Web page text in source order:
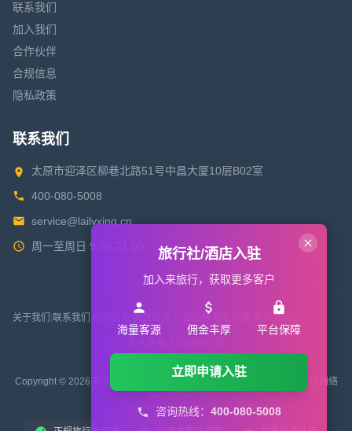
联系我们
加入我们
合作伙伴
合规信息
隐私政策
联系我们
太原市迎泽区柳巷北路51号中昌大厦10层B02室
400-080-5008
service@lailvxing.cn
周一至周日 9:00-21:00
关于我们 联系我们 用户协议
Copyright © 2026 来旅行旅游网 All Rights Reserved. 版权所有 山西来这网络
科技有限公司
旅行社/酒店入驻
加入来旅行，获取更多客户
海量客源 佣金丰厚 平台保障
立即申请入驻
咨询热线： 400-080-5008